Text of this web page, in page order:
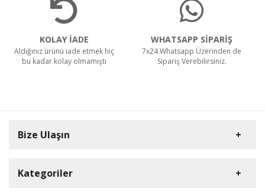
KOLAY İADE
Aldığınız ürünü iade etmek hiç
bu kadar kolay olmamıştı
WHATSAPP SİPARİŞ
7x24 Whatsapp Üzerinden de
Sipariş Verebilirsiniz.
Bize Ulaşın
Kategoriler